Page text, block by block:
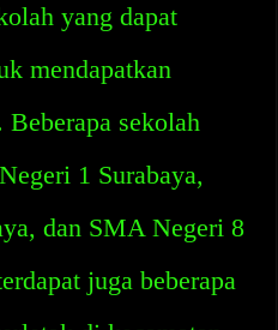
yang dapat
mendapatkan
sekolah
1 Surabaya,
dan SMA Negeri 8
juga beberapa